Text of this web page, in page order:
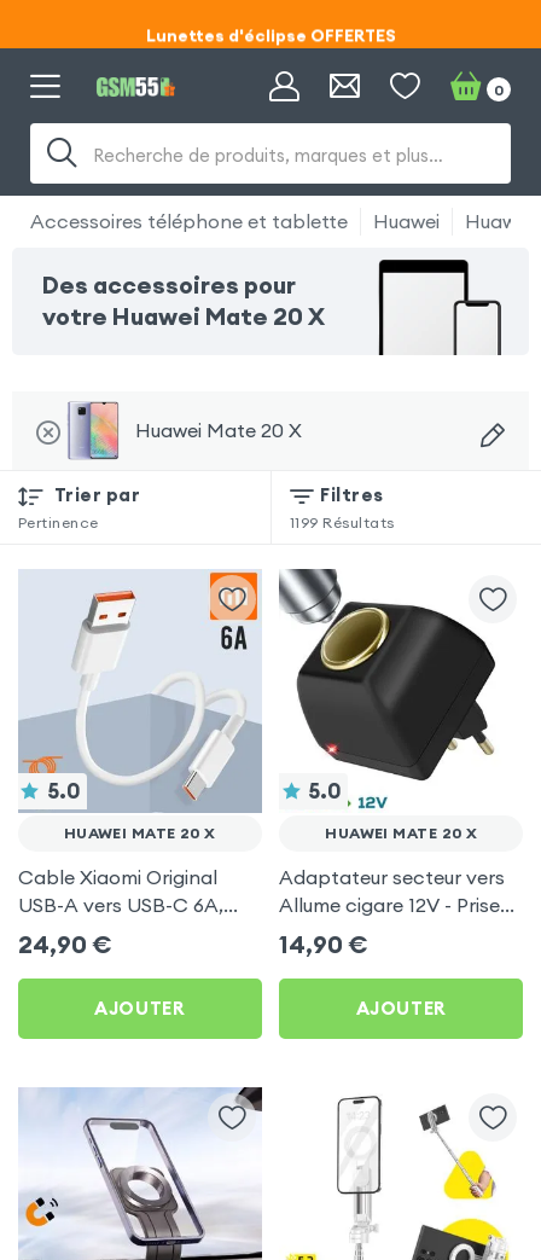
Code ECLIPSE55
Code ECLIPSE55
Recherche de produits, marques et plus…
0
Accessoires téléphone et tablette Huawei Huawei
Des accessoires pour
votre Huawei Mate 20 X
Huawei Mate 20 X
Trier par
Pertinence
Filtres
1199 Résultats
5.0
HUAWEI MATE 20 X
Cable Xiaomi Original
USB-A vers USB-C 6A,
Charge Rapide et
Synchronisation - Blanc
pour Huawei Mate 20 X
24,90 €
AJOUTER
5.0
HUAWEI MATE 20 X
Adaptateur secteur vers
Allume cigare 12V - Prise
220V Noir
14,90 €
AJOUTER